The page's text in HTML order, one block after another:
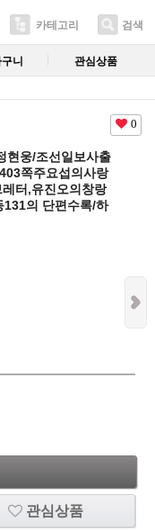
카테고리 검색
니 관심상품
0
현웅/조선일보사출
쪽주요섭의사랑
터,유진오의창랑
131의 단편수록/하
관심상품